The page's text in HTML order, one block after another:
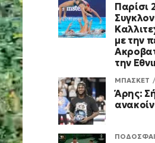
Παρίσι
με την
την
ΜΠΑΣΚΕΤ
Άρης: